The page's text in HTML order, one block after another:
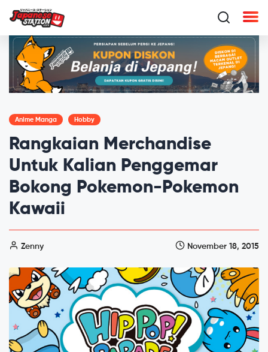
Anime Manga Hobby
Rangkaian Merchandise
Untuk Kalian Penggemar
Bokong Pokemon-Pokemon
Kawaii
Zenny November 18, 2015